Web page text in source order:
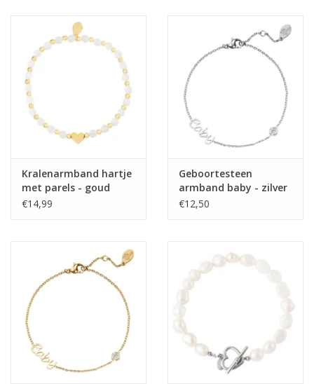
Kralenarmband hartje
met parels - goud
€14,99
Geboortesteen
armband baby - zilver
€12,50